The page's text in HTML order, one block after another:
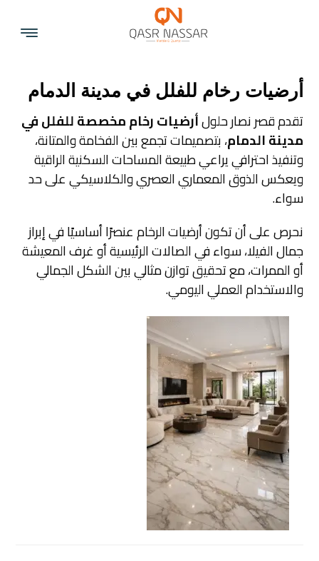
أرضيات رخام للفلل في مدينة الدمام
تقدم قصر نصار حلولأرضيات رخام مخصصة للفلل في
مدينة الدمام، بتصميمات تجمع بين الفخامة والمتانة،
وتنفيذ احترافي يراعي طبيعة المساحات السكنية الراقية
ويعكس الذوق المعماري العصري والكلاسيكي على حد
سواء.
نحرص على أن تكون أرضيات الرخام عنصرًا أساسيًا في إبراز
جمال الفيلا، سواء في الصالات الرئيسية أو غرف المعيشة
أو الممرات، مع تحقيق توازن مثالي بين الشكل الجمالي
والاستخدام العملي اليومي.